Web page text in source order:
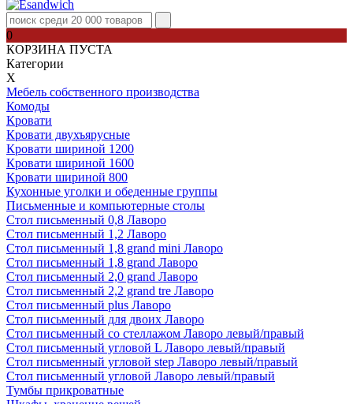
0
КОРЗИНА ПУСТА
Категории
Х
Мебель собственного производства
Комоды
Кровати
Кровати двухъярусные
Кровати шириной 1200
Кровати шириной 1600
Кровати шириной 800
Кухонные уголки и обеденные группы
Письменные и компьютерные столы
Стол письменный 0,8 Лаворо
Стол письменный 1,2 Лаворо
Стол письменный 1,8 grand mini Лаворо
Стол письменный 1,8 grand Лаворо
Стол письменный 2,0 grand Лаворо
Стол письменный 2,2 grand tre Лаворо
Стол письменный plus Лаворо
Стол письменный для двоих Лаворо
Стол письменный со стеллажом Лаворо левый/правый
Стол письменный угловой L Лаворо левый/правый
Стол письменный угловой step Лаворо левый/правый
Стол письменный угловой Лаворо левый/правый
Тумбы прикроватные